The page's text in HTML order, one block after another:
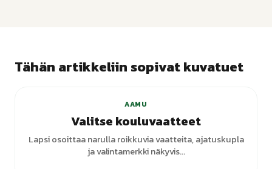
Tähän artikkeliin sopivat kuvatuet
AAMU
Valitse kouluvaatteet
Lapsi osoittaa narulla roikkuvia vaatteita, ajatuskupla
ja valintamerkki näkyvis...